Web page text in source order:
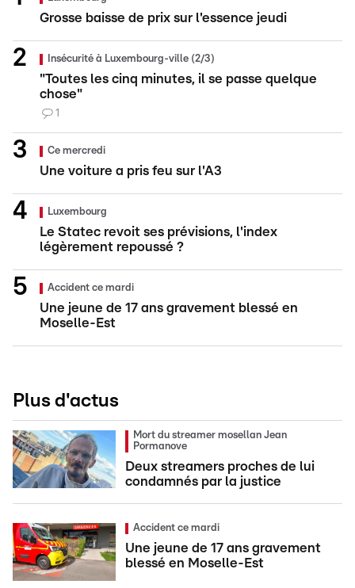
Grosse baisse de prix sur l'essence jeudi
Insécurité à Luxembourg-ville (2/3)
"Toutes les cinq minutes, il se passe quelque
chose"
1
Ce mercredi
Une voiture a pris feu sur l'A3
Luxembourg
Le Statec revoit ses prévisions, l'index
légèrement repoussé ?
Accident ce mardi
Une jeune de 17 ans gravement blessé en
Moselle-Est
Plus d'actus
Mort du streamer mosellan Jean
Pormanove
Deux streamers proches de lui
condamnés par la justice
Accident ce mardi
Une jeune de 17 ans gravement
blessé en Moselle-Est